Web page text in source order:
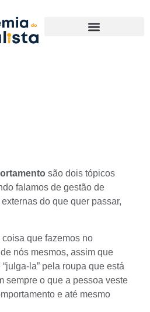
são dois tópicos
falamos de gestão de
do que quer passar,
que fazemos no
nós mesmos, assim que
la” pela roupa que está
sempre o que a pessoa veste
e até mesmo